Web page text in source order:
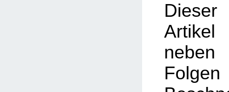
Dieser
neben